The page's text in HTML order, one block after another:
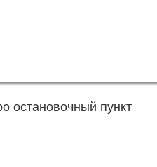
остановочный пункт